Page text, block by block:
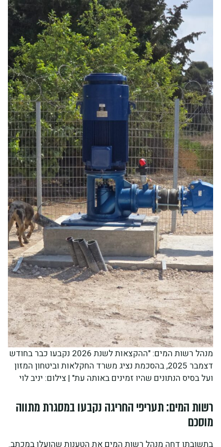
מנהל רשות המים: "ההקצאות לשנת 2026 נקבעו כבר בחודש
דצמבר 2025, בהסכמת נציג משרד החקלאות וביטחון המזון
ועל בסיס הנתונים שהיו זמינים באותה עת" | צילום: יניב לוי
רשות המים: תעריפי החריגה נקבעו במסגרת מתווה
מוסכם
בתשובתו דחה מנהל רשות המים את הטענות שהועלו במכתב.